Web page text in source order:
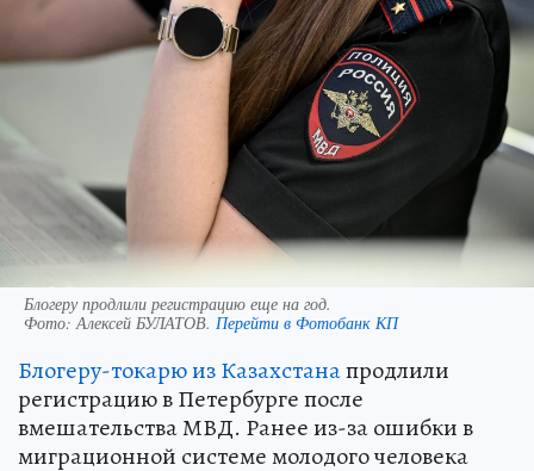
Блогеру продлили регистрацию еще на год.
Фото: Алексей БУЛАТОВ. Перейти в Фотобанк КП
Блогеру-токарю из Казахстанапродлили
регистрацию в Петербурге после
вмешательства МВД. Ранее из-за ошибки в
миграционной системе молодого человека